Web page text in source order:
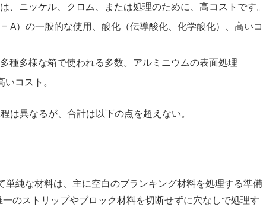
、ニッケル、クロム、または処理のために、高コストです。
A）の一般的な使用、酸化（伝導酸化、化学酸化）、高いコ
種多様な箱で使われる多数。アルミニウムの表面処理
コスト。
は異なるが、合計は以下の点を超えない。
純な材料は、主に空白のブランキング材料を処理する準備
のストリップやブロック材料を切断せずに穴なしで処理す